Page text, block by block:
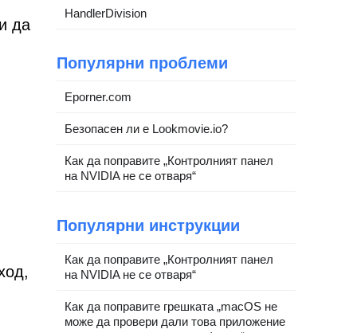
да
HandlerDivision
Популярни проблеми
Eporner.com
Безопасен ли е Lookmovie.io?
Как да поправите „Контролният панел
на NVIDIA не се отваря“
Популярни инструкции
Как да поправите „Контролният панел
на NVIDIA не се отваря“
Как да поправите грешката „macOS не
може да провери дали това приложение